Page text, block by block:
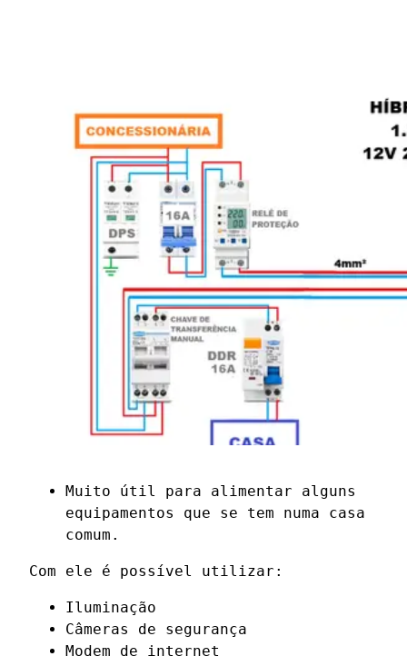
Muito útil para alimentar alguns
equipamentos que se tem numa casa
comum.
Com ele é possível utilizar:
Iluminação
Câmeras de segurança
Modem de internet